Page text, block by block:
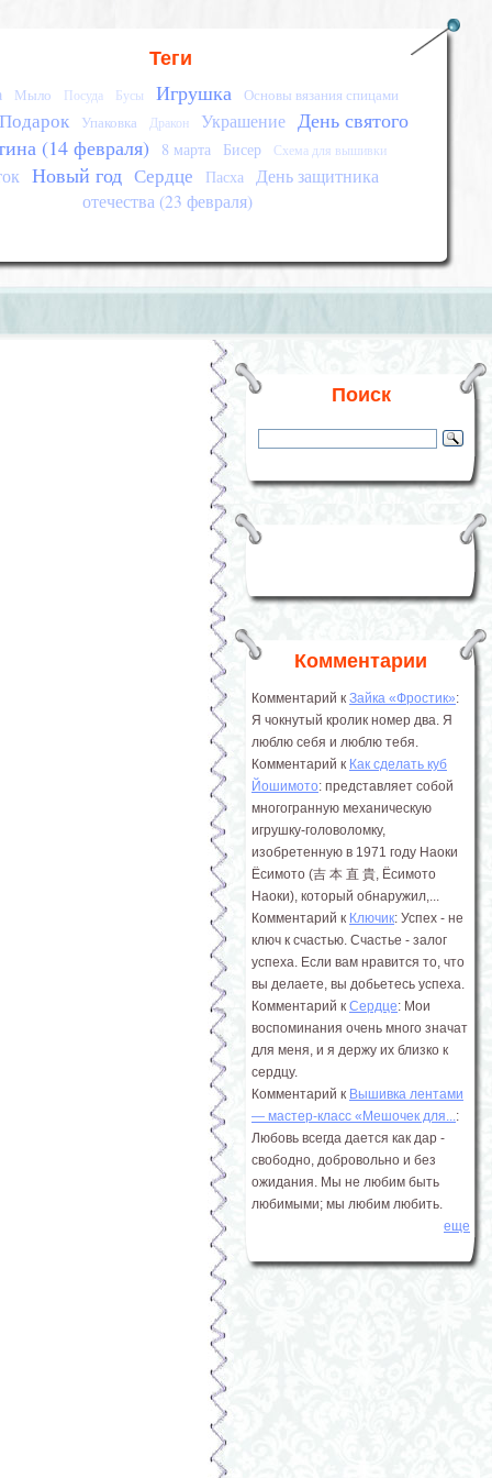
Теги
Мыло Посуда Бусы Игрушка Основы вязания спицами
Упаковка Дракон Украшение День святого
(14 февраля)
8 марта Бисер Схема для вышивки
Новый год Сердце Пасха День защитника
отечества (23 февраля)
Поиск
Комментарии
Комментарий к Зайка «Фростик»:
Я чокнутый кролик номер два. Я
люблю себя и люблю тебя.
Комментарий к Как сделать куб
Йошимото: представляет собой
многогранную механическую
игрушку-головоломку,
изобретенную в 1971 году Наоки
Ёсимото (吉 本 直 貴, Ёсимото
Наоки), который обнаружил,...
Комментарий к Ключик: Успех - не
ключ к счастью. Счастье - залог
успеха. Если вам нравится то, что
вы делаете, вы добьетесь успеха.
Комментарий к Сердце: Мои
воспоминания очень много значат
для меня, и я держу их близко к
сердцу.
Комментарий к Вышивка лентами
― мастер-класс «Мешочек для...:
Любовь всегда дается как дар -
свободно, добровольно и без
ожидания. Мы не любим быть
любимыми; мы любим любить.
еще